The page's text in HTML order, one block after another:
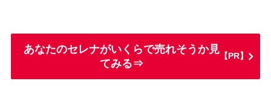
あなたのセレナがいくらで売れそうか見
てみる⇒
【PR】